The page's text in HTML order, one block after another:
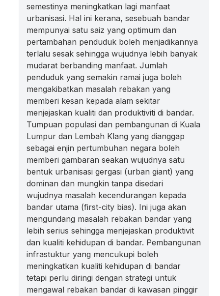
semestinya meningkatkan lagi manfaat
urbanisasi. Hal ini kerana, sesebuah bandar
mempunyai satu saiz yang optimum dan
pertambahan penduduk boleh menjadikannya
terlalu sesak sehingga wujudnya lebih banyak
mudarat berbanding manfaat. Jumlah
penduduk yang semakin ramai juga boleh
mengakibatkan masalah rebakan yang
memberi kesan kepada alam sekitar
menjejaskan kualiti dan produktiviti di bandar.
Tumpuan populasi dan pembangunan di Kuala
Lumpur dan Lembah Klang yang dianggap
sebagai enjin pertumbuhan negara boleh
memberi gambaran seakan wujudnya satu
bentuk urbanisasi gergasi (urban giant) yang
dominan dan mungkin tanpa disedari
wujudnya masalah kecendurangan kepada
bandar utama (first-city bias). Ini juga akan
mengundang masalah rebakan bandar yang
lebih serius sehingga menjejaskan produktivit
dan kualiti kehidupan di bandar. Pembangunan
infrastuktur yang mencukupi boleh
meningkatkan kualiti kehidupan di bandar
tetapi perlu diringi dengan strategi untuk
mengawal rebakan bandar di kawasan pinggir